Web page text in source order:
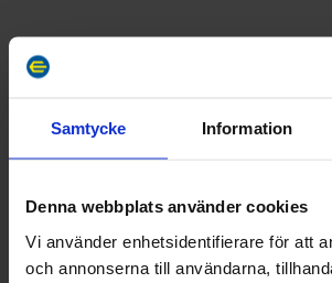
Samtycke Information
Denna webbplats använder cookies
Vi använder enhetsidentifierare för att
och annonserna till användarna,
Kontakta stugvärden i god tid för
överens om ankomsttid och
Telefonnummer: +358 40-5105782